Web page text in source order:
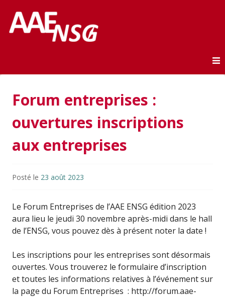
AAE-ENSG
Forum entreprises :
ouvertures inscriptions
aux entreprises
Posté le 23 août 2023
Le Forum Entreprises de l’AAE ENSG édition 2023
aura lieu le jeudi 30 novembre après-midi dans le hall
de l’ENSG, vous pouvez dès à présent noter la date !
Les inscriptions pour les entreprises sont désormais
ouvertes. Vous trouverez le formulaire d’inscription
et toutes les informations relatives à l’événement sur
la page du Forum Entreprises : http://forum.aae-